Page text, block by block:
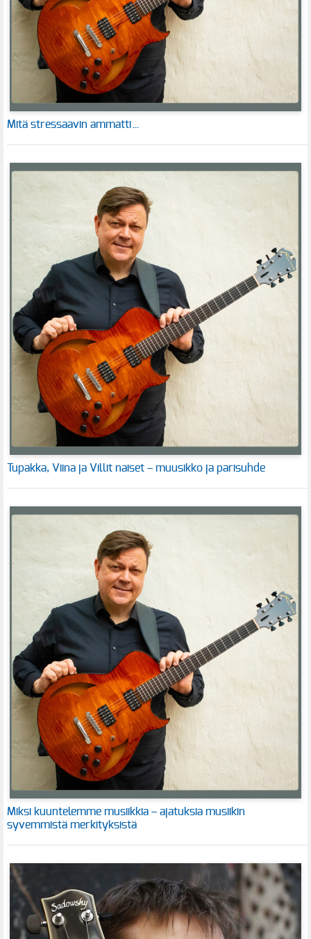
Mitä stressaavin ammatti…
Tupakka, Viina ja Villit naiset – muusikko ja parisuhde
Miksi kuuntelemme musiikkia – ajatuksia musiikin
syvemmistä merkityksistä